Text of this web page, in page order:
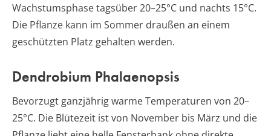
Wachstumsphase tagsüber 20–25°C und nachts 15°C.
Die Pflanze kann im Sommer draußen an einem
geschützten Platz gehalten werden.
Dendrobium Phalaenopsis
Bevorzugt ganzjährig warme Temperaturen von 20–
25°C. Die Blütezeit ist von November bis März und die